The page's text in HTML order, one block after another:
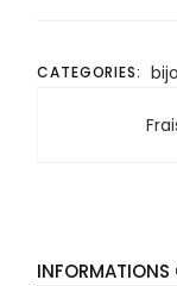
CATEGORIES:
INFORMATIONS